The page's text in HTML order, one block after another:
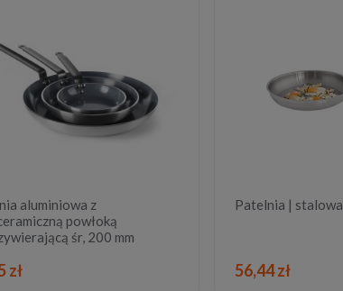
aluminiowa z
powłoką
śr, 200 mm
zł
Patelnia |
56,44 zł